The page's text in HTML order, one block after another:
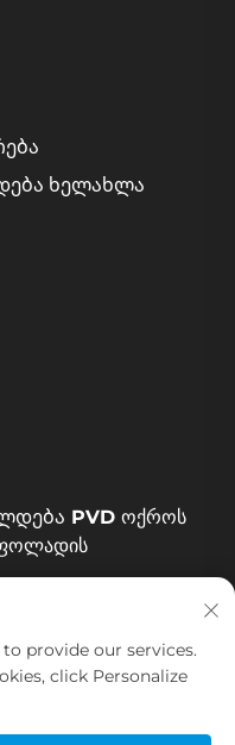
ხელახლა
PVD ოქროს
ნაღმის ფოლადის
provide our services.
click Personalize